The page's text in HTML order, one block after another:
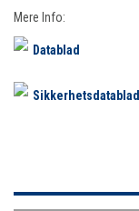
Mere Info:
Datablad
Sikkerhetsdatablad